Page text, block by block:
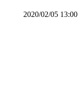
2020/02/05 13:00